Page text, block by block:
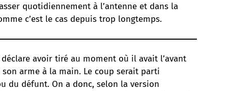
quotidiennement à l’antenne et dans la
c’est le cas depuis trop longtemps.
avoir tiré au moment où il avait l’avant
arme à la main. Le coup serait parti
du défunt. On a donc, selon la version